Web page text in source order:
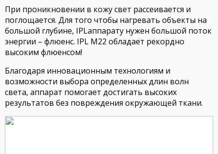
При проникновении в кожу свет рассеивается и
поглощается. Для того чтобы нагревать объекты на
большой глубине, IPLаппарату нужен большой поток
энергии – флюенс. IPL M22 обладает рекордно
высоким флюенсом!
Благодаря инновационным технологиям и
возможности выбора определенных длин волн
света, аппарат помогает достигать высоких
результатов без повреждения окружающей ткани.